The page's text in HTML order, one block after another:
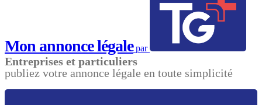
Mon annonce légalepar
Entreprises et particuliers
publiez votre annonce légale en toute simplicité